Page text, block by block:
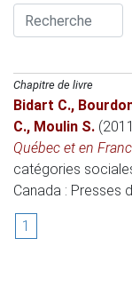
Chapitre de livre
Bidart C.,
C., Moulin S.
Québec et en
catégories
Canada : Presses
1